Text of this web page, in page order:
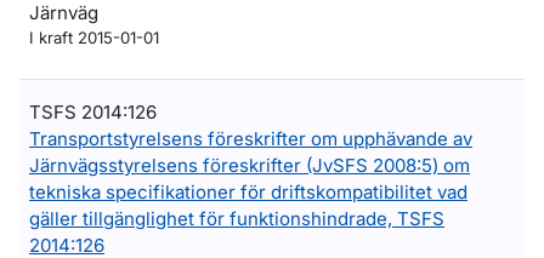
Järnväg
I kraft 2015-01-01
TSFS 2014:126
Transportstyrelsens föreskrifter om upphävande av
Järnvägsstyrelsens föreskrifter (JvSFS 2008:5) om
tekniska specifikationer för driftskompatibilitet vad
gäller tillgänglighet för funktionshindrade, TSFS
2014:126